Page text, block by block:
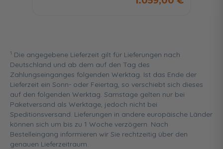
1 Die angegebene Lieferzeit gilt für Lieferungen nach
Deutschland und ab dem auf den Tag des
Zahlungseinganges folgenden Werktag. Ist das Ende der
Lieferzeit ein Sonn- oder Feiertag, so verschiebt sich dieses
auf den folgenden Werktag. Samstage gelten nur bei
Paketversand als Werktage, jedoch nicht bei
Speditionsversand. Lieferungen in andere europäische Länder
können sich um bis zu 1 Woche verzögern. Nach
Bestelleingang informieren wir Sie rechtzeitig über den
genauen Lieferzeitraum.